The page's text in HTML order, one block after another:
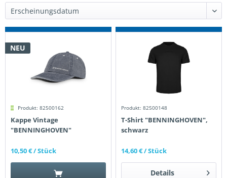
NEU
Produkt: 82500162
Kappe Vintage
"BENNINGHOVEN"
10,50 €/ Stück
Produkt: 82500148
T-Shirt "BENNINGHOVEN",
schwarz
14,60 €/ Stück
Details